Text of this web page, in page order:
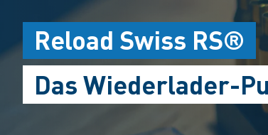
Reload Swiss RS®
Das Wiederlader-